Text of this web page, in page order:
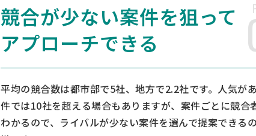
競合が少ない案件を狙って
アプローチできる
平均の競合数は都市部で5社、地方で2.2社です。人気が
件では10社を超える場合もありますが、案件ごとに競合
わかるので、ライバルが少ない案件を選んで提案できる